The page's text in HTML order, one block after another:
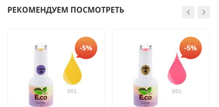
РЕКОМЕНДУЕМ ПОСМОТРЕТЬ
-5% -5%